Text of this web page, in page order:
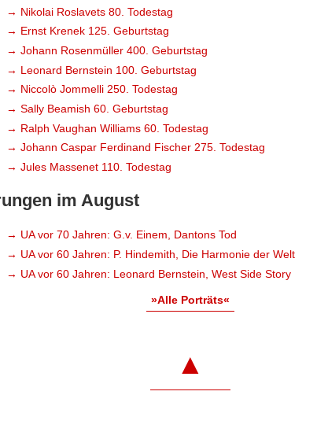
→ Nikolai Roslavets 80. Todestag
→ Ernst Krenek 125. Geburtstag
→ Johann Rosenmüller 400. Geburtstag
→ Leonard Bernstein 100. Geburtstag
→ Niccolò Jommelli 250. Todestag
→ Sally Beamish 60. Geburtstag
→ Ralph Vaughan Williams 60. Todestag
→ Johann Caspar Ferdinand Fischer 275. Todestag
→ Jules Massenet 110. Todestag
im August
→ UA vor 70 Jahren: G.v. Einem, Dantons Tod
→ UA vor 60 Jahren: P. Hindemith, Die Harmonie der Welt
→ UA vor 60 Jahren: Leonard Bernstein, West Side Story
»Alle Porträts«
▲